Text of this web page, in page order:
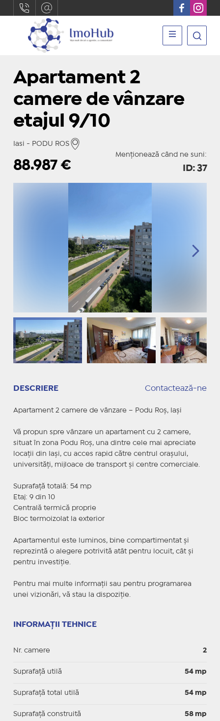
Apartament 2
camere de vânzare
etajul 9/10
Iasi - PODU ROS
Menționează când ne suni:
88.987€ ID: 37
DESCRIERE Contactează-ne
Apartament 2 camere de vânzare – Podu Roș, Iași
Vă propun spre vânzare un apartament cu 2 camere,
situat în zona Podu Roș, una dintre cele mai apreciate
locații din Iași, cu acces rapid către centrul orașului,
universități, mijloace de transport și centre comerciale.
Suprafață totală: 54 mp
Etaj: 9 din 10
Centrală termică proprie
Bloc termoizolat la exterior
Apartamentul este luminos, bine compartimentat și
reprezintă o alegere potrivită atât pentru locuit, cât și
pentru investiție.
Pentru mai multe informații sau pentru programarea
unei vizionări, vă stau la dispoziție.
INFORMAȚII TEHNICE
Nr. camere 2
Suprafaţă utilă 54 mp
Suprafaţă total utilă 54 mp
Suprafaţă construită 58 mp